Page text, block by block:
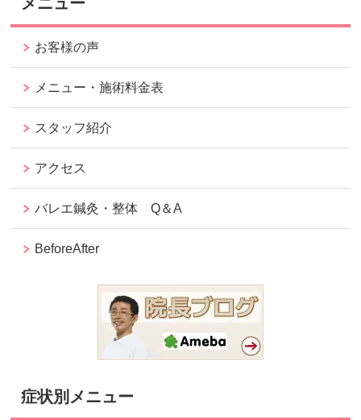
お客様の声
メニュー・施術料金表
スタッフ紹介
アクセス
バレエ鍼灸・整体 Q＆A
BeforeAfter
症状別メニュー